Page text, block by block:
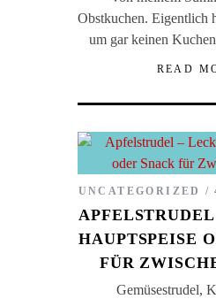
Obstkuchen. Eigentlich
um gar keinen
READ
UNCATEGORIZED
HAUPTSPEISE
FÜR
Gemüsestrudel,